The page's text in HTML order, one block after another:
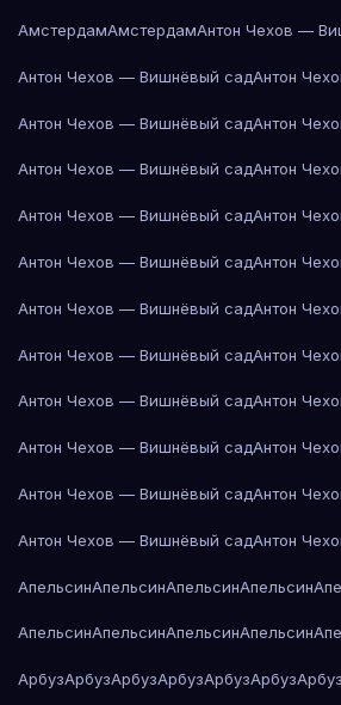
АмстердамАмстердамАнтон Чехов —
Антон Чехов — Вишнёвый садАнтон
Антон Чехов — Вишнёвый садАнтон
Антон Чехов — Вишнёвый садАнтон
Антон Чехов — Вишнёвый садАнтон
Антон Чехов — Вишнёвый садАнтон
Антон Чехов — Вишнёвый садАнтон
Антон Чехов — Вишнёвый садАнтон
Антон Чехов — Вишнёвый садАнтон
Антон Чехов — Вишнёвый садАнтон
Антон Чехов — Вишнёвый садАнтон
Антон Чехов — Вишнёвый садАнтон
АпельсинАпельсинАпельсинАпельсин
АпельсинАпельсинАпельсинАпельсин
АрбузАрбузАрбузАрбузАрбузАрбузАрбуз